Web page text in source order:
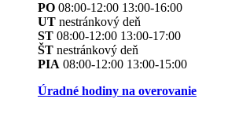
PO 08:00-12:00 13:00-16:00
UT nestránkový deň
ST 08:00-12:00 13:00-17:00
ŠT nestránkový deň
PIA 08:00-12:00 13:00-15:00
Úradné hodiny na overovanie